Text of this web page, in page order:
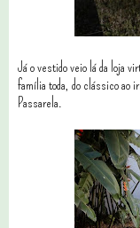
Já o vestido veio lá da loja
família toda, do clássico ao
Passarela.